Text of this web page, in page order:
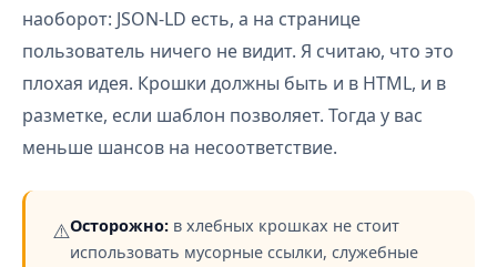
наоборот: JSON-LD есть, а на странице
пользователь ничего не видит. Я считаю, что это
плохая идея. Крошки должны быть и в HTML, и в
разметке, если шаблон позволяет. Тогда у вас
меньше шансов на несоответствие.
⚠️Осторожно: в хлебных крошках не стоит
использовать мусорные ссылки, служебные